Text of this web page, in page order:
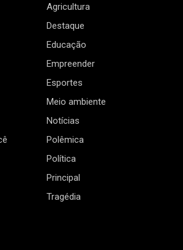
Agricultura
Destaque
Educação
Empreender
Esportes
Meio ambiente
Notícias
Polêmica
Política
Principal
Tragédia